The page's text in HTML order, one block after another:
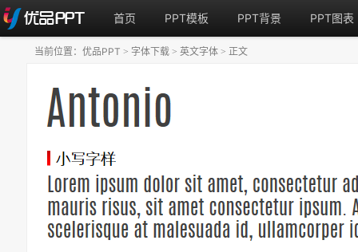
首页 PPT模板 PPT背景 PPT图表
当前位置： 优品PPT > 字体下载 > 英文字体 > 正文